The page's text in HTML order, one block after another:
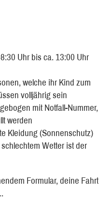
Uhr bis ca. 13:00 Uhr
welche ihr Kind zum
volljährig sein
mit Notfall-Nummer,
werden
Kleidung (Sonnenschutz)
Wetter ist der
Formular, deine Fahrt